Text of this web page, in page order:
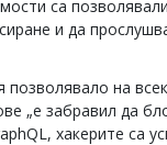
са
и да
позволявало на
„е забравил да
хакерите са